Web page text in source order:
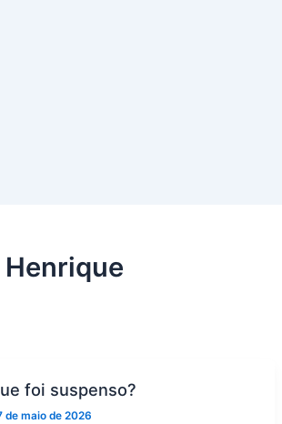
foi suspenso?
de maio de 2026